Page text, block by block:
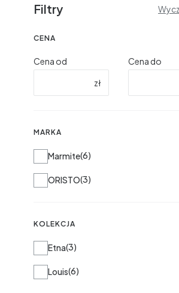
Filtry
CENA
Cena od
zł
Cena do
MARKA
MarkaMarmite 6
ORISTO 3
KOLEKCJA
Kolekcja
Etna 3
Louis 6